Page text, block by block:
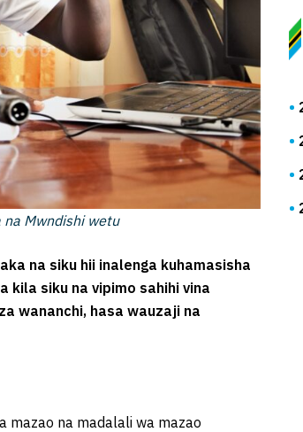
na Mwndishi wetu
na siku hii inalenga kuhamasisha
kila siku na vipimo sahihi vina
wananchi, hasa wauzaji na
mazao na madalali wa mazao